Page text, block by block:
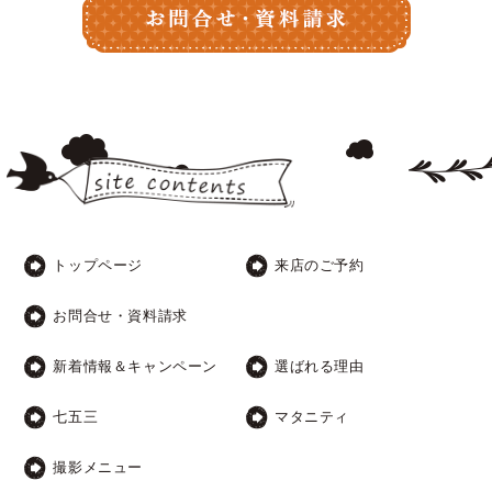
トップページ 来店のご予約
お問合せ・資料請求
新着情報＆キャンペーン 選ばれる理由
七五三 マタニティ
撮影メニュー